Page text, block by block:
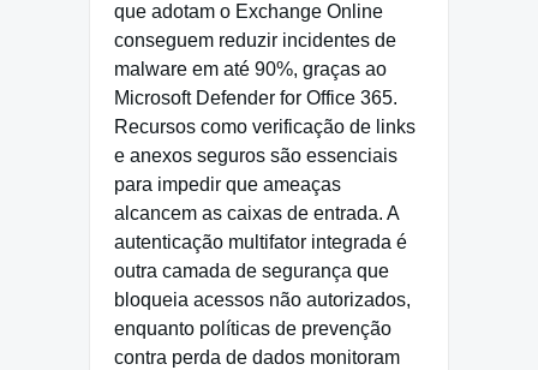
que adotam o Exchange Online
conseguem reduzir incidentes de
malware em até 90%, graças ao
Microsoft Defender for Office 365.
Recursos como verificação de links
e anexos seguros são essenciais
para impedir que ameaças
alcancem as caixas de entrada. A
autenticação multifator integrada é
outra camada de segurança que
bloqueia acessos não autorizados,
enquanto políticas de prevenção
contra perda de dados monitoram